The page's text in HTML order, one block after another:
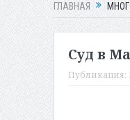
ГЛАВНАЯ
Суд в
Публикация: